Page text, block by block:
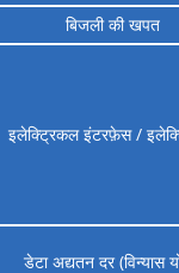
बिजली की खपत
इलेक्ट्रिकल इंटरफ़ेस /
डेटा अद्यतन दर (विन्यास